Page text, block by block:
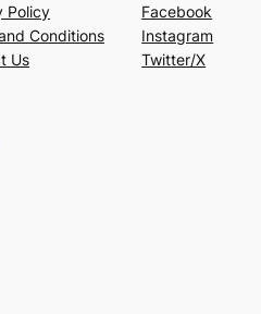
Policy
Conditions
Us
Facebook
Instagram
Twitter/X